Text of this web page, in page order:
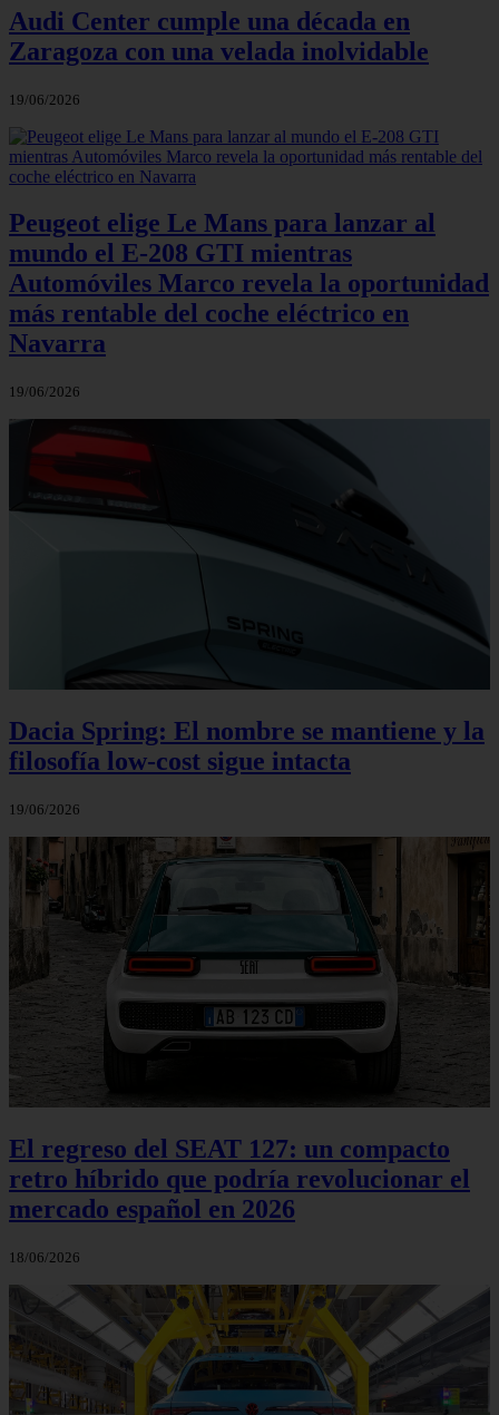
Audi Center cumple una década en
Zaragoza con una velada inolvidable
19/06/2026
Peugeot elige Le Mans para lanzar al
mundo el E‑208 GTI mientras
Automóviles Marco revela la oportunidad
más rentable del coche eléctrico en
Navarra
19/06/2026
Dacia Spring: El nombre se mantiene y la
filosofía low‑cost sigue intacta
19/06/2026
El regreso del SEAT 127: un compacto
retro híbrido que podría revolucionar el
mercado español en 2026
18/06/2026